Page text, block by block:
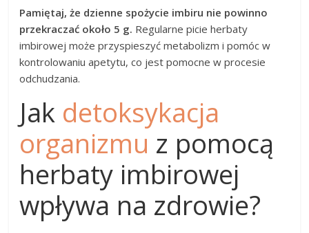
Pamiętaj, że dzienne spożycie imbiru nie powinno
przekraczać około 5 g. Regularne picie herbaty
imbirowej może przyspieszyć metabolizm i pomóc w
kontrolowaniu apetytu, co jest pomocne w procesie
odchudzania.
Jak detoksykacja
organizmu z pomocą
herbaty imbirowej
wpływa na zdrowie?